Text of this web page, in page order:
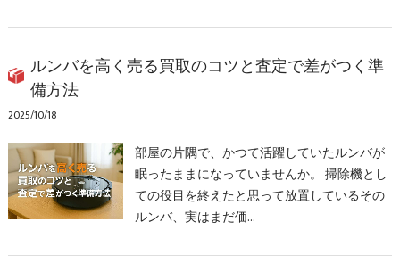
ルンバを高く売る買取のコツと査定で差がつく準
備方法
2025/10/18
部屋の片隅で、かつて活躍していたルンバが
眠ったままになっていませんか。 掃除機とし
ての役目を終えたと思って放置しているその
ルンバ、実はまだ価…